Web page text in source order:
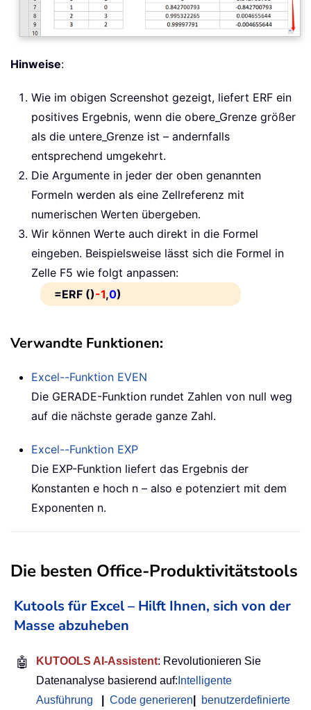
Hinweise:
Wie im obigen Screenshot gezeigt, liefert ERF ein
positives Ergebnis, wenn die obere_Grenze größer
als die untere_Grenze ist – andernfalls
entsprechend umgekehrt.
Die Argumente in jeder der oben genannten
Formeln werden als eine Zellreferenz mit
numerischen Werten übergeben.
Wir können Werte auch direkt in die Formel
eingeben. Beispielsweise lässt sich die Formel in
Zelle F5 wie folgt anpassen:
=ERF ()-1,0)
Verwandte Funktionen:
Excel--Funktion EVEN
Die GERADE-Funktion rundet Zahlen von null weg
auf die nächste gerade ganze Zahl.
Excel--Funktion EXP
Die EXP-Funktion liefert das Ergebnis der
Konstanten e hoch n – also e potenziert mit dem
Exponenten n.
Die besten Office-Produktivitätstools
Kutools für Excel – Hilft Ihnen, sich von der
Masse abzuheben
🤖 KUTOOLS AI-Assistent: Revolutionieren Sie
Datenanalyse basierend auf: Intelligente
Ausführung
Code generieren
benutzerdefinierte